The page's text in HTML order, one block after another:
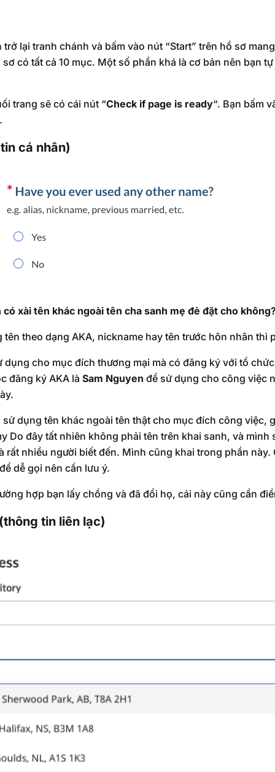
lại tranh chánh và bấm vào nút “Start” trên hồ sơ
có tất cả 10 mục. Một số phần khá là cơ bản nên bạn
trang sẽ có cái nút “Check if page is ready“. Bạn bấm
cá nhân)
có xài tên khác ngoài tên cha sanh mẹ đẻ đặt cho
theo dạng AKA, nickname hay tên trước hôn nhân thì
dụng cho mục đích thương mại mà có đăng ký với tổ
đăng ký AKA là Sam Nguyen để sử dụng cho công việc
sử dụng tên khác ngoài tên thật cho mục đích công việc,
Do đây tất nhiên không phải tên trên khai sanh, và
rất nhiều người biết đến. Mình cũng khai trong phần này.
dễ gọi nên cần lưu ý.
hợp bạn lấy chồng và đã đổi họ, cái này cũng cần
tin liên lạc)